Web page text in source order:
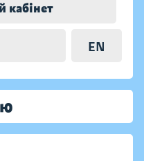
кабінет
EN